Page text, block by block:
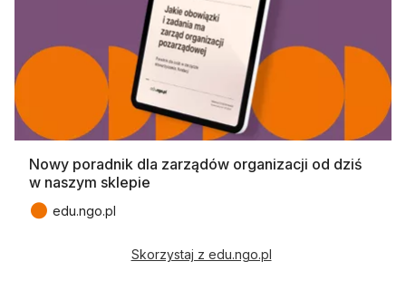
Nowy poradnik dla zarządów organizacji od dziś
w naszym sklepie
● edu.ngo.pl
Skorzystaj z edu.ngo.pl